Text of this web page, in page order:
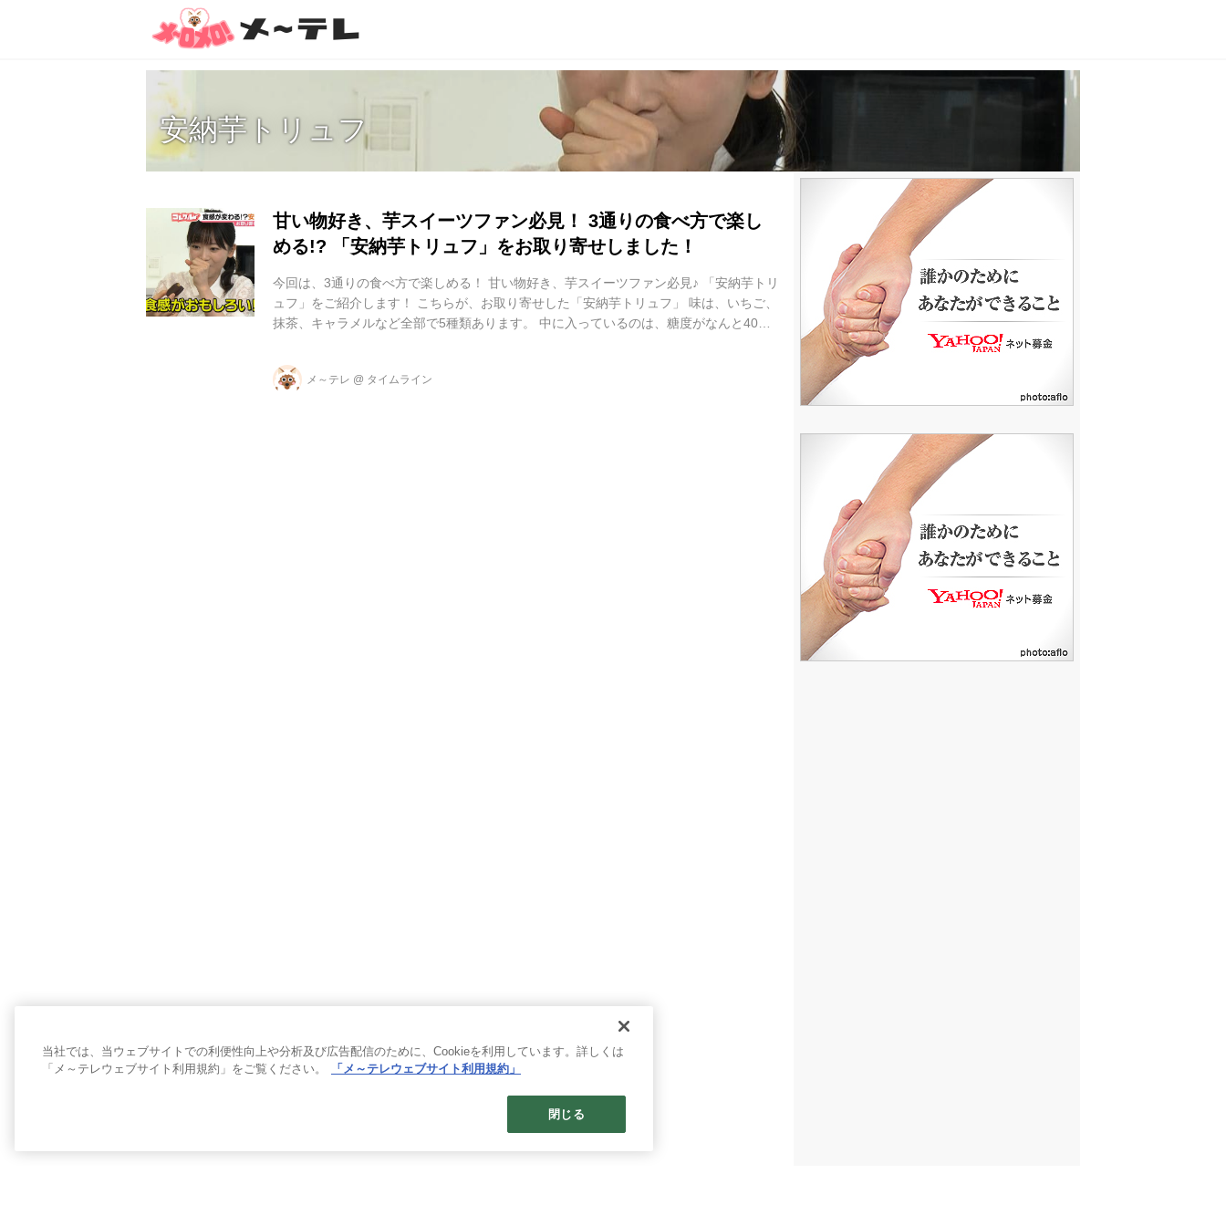
安納芋トリュフ
甘い物好き、芋スイーツファン必見！ 3通りの食べ方で楽し
める!? 「安納芋トリュフ」をお取り寄せしました！
今回は、3通りの食べ方で楽しめる！ 甘い物好き、芋スイーツファン必見♪ 「安納芋トリ
ュフ」をご紹介します！ こちらが、お取り寄せした「安納芋トリュフ」 味は、いちご、
抹茶、キャラメルなど全部で5種類あります。 中に入っているのは、糖度がなんと40度
いるんです！ 楽天市場のスイーツ部門で1位になったこともある人気商品です♪ 手がけた
のは大阪にある「スイーツファクトリー・スリーズ」 安納芋トリュフが人気になった理
メ～テレ @ タイムライン
当社では、当ウェブサイトでの利便性向上や分析及び広告配信のために、Cookieを利用しています。詳しくは
「メ～テレウェブサイト利用規約」をご覧ください。
「メ～テレウェブサイト利用規約」
閉じる